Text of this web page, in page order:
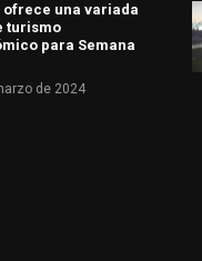
ofrece una variada
turismo
para Semana
de 2024